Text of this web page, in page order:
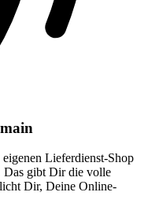
Lieferdienst-Shop
Das gibt Dir die volle
Dir, Deine Online-